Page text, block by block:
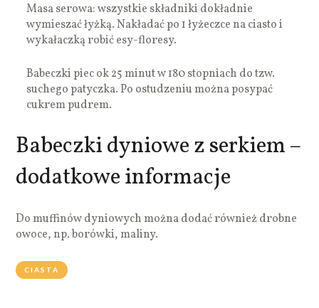
Masa serowa: wszystkie składniki dokładnie
wymieszać łyżką. Nakładać po 1 łyżeczce na ciasto i
wykałaczką robić esy-floresy.
Babeczki piec ok 25 minut w 180 stopniach do tzw.
suchego patyczka. Po ostudzeniu można posypać
cukrem pudrem.
Babeczki dyniowe z serkiem –
dodatkowe informacje
Do muffinów dyniowych można dodać również drobne
owoce, np. borówki, maliny.
CIASTA